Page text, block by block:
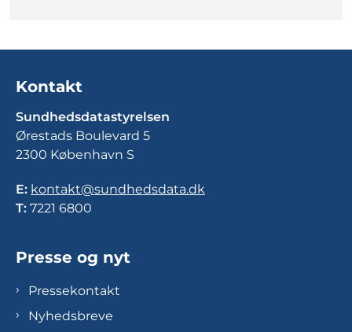
Kontakt
Sundhedsdatastyrelsen
Ørestads Boulevard 5
2300 København S
E: kontakt@sundhedsdata.dk
T: 7221 6800
Presse og nyt
Pressekontakt
Nyhedsbreve